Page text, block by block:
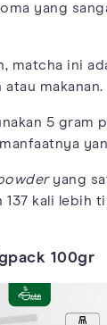
yang
matcha ini
makanan.
5 gram
yang
137 kali lebih
100gr